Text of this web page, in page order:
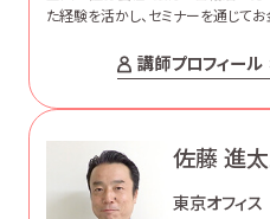
た経験を活かし、セミナーを通じて
講師プロフィール
佐藤 進
東京オフィス